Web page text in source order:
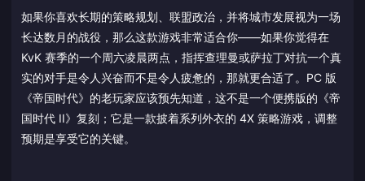
如果你喜欢长期的策略规划、联盟政治，并将城市发展视为一场
长达数月的战役，那么这款游戏非常适合你——如果你觉得在
KvK 赛季的一个周六凌晨两点，指挥查理曼或萨拉丁对抗一个真
实的对手是令人兴奋而不是令人疲惫的，那就更合适了。PC 版
《帝国时代》的老玩家应该预先知道，这不是一个便携版的《帝
国时代 II》复刻；它是一款披着系列外衣的 4X 策略游戏，调整
预期是享受它的关键。